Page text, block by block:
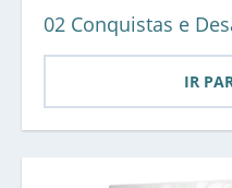
02 Conquistas e
IR